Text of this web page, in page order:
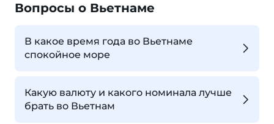
Вопросы о Вьетнаме
В какое время года во Вьетнаме
спокойное море
Какую валюту и какого номинала лучше
брать во Вьетнам